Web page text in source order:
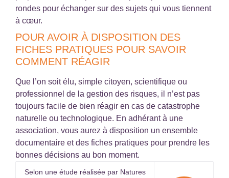
rondes pour échanger sur des sujets qui vous tiennent
à cœur.
POUR AVOIR À DISPOSITION DES
FICHES PRATIQUES POUR SAVOIR
COMMENT RÉAGIR
Que l’on soit élu, simple citoyen, scientifique ou
professionnel de la gestion des risques, il n’est pas
toujours facile de bien réagir en cas de catastrophe
naturelle ou technologique. En adhérant à une
association, vous aurez à disposition un ensemble
documentaire et des fiches pratiques pour prendre les
bonnes décisions au bon moment.
Selon une étude réalisée par Natures